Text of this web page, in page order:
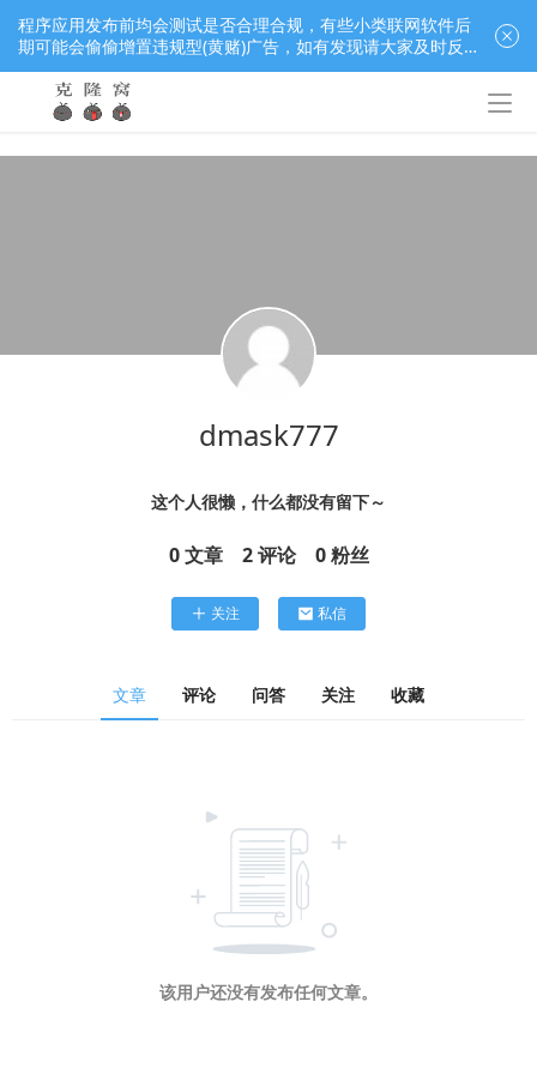
dmask777
这个人很懒，什么都没有留下～
0 文章 2 评论 0 粉丝
关注 私信
文章 评论 问答 关注 收藏
该用户还没有发布任何文章。
程序应用发布前均会测试是否合理合规，有些小类联网软件后
期可能会偷偷增置违规型(黄赌)广告，如有发现请大家及时反
馈窝长进行处理，共同监督维护良好的程序应用下载社区！